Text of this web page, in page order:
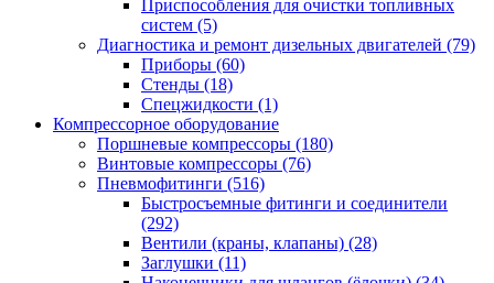
Приспособления для очистки топливных
систем (5)
Диагностика и ремонт дизельных двигателей (79)
Приборы (60)
Стенды (18)
Спецжидкости (1)
Компрессорное оборудование
Поршневые компрессоры (180)
Винтовые компрессоры (76)
Пневмофитинги (516)
Быстросъемные фитинги и соединители
(292)
Вентили (краны, клапаны) (28)
Заглушки (11)